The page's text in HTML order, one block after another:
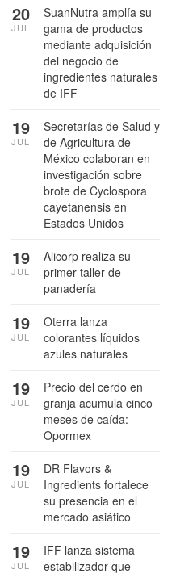
SuanNutra amplía su
gama de productos
mediante adquisición
del negocio de
ingredientes naturales
de IFF
20
JUL
Secretarías de Salud y
de Agricultura de
México colaboran en
investigación sobre
brote de Cyclospora
cayetanensis en
Estados Unidos
19
JUL
Alicorp realiza su
primer taller de
panadería
19
JUL
Oterra lanza
colorantes líquidos
azules naturales
19
JUL
Precio del cerdo en
granja acumula cinco
meses de caída:
Opormex
19
JUL
DR Flavors &
Ingredients fortalece
su presencia en el
mercado asiático
19
JUL
IFF lanza sistema
estabilizador que
19
JUL